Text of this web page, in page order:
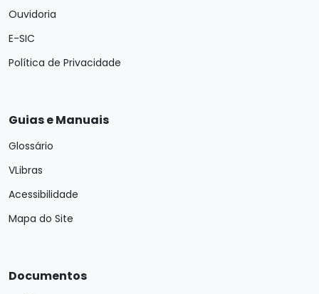
Ouvidoria
E-SIC
Política de Privacidade
Guias e Manuais
Glossário
VLibras
Acessibilidade
Mapa do Site
Documentos